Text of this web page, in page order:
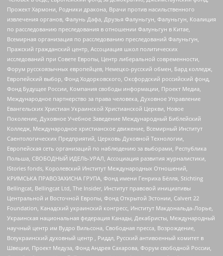
Прожект Хармони, Родники дракона, Врачи против насильственного
извлечения органов, Фалунь Дафа, Друзья Фалуньгун, Фалуньгун, Коалиция
по расследованию преследования в отношении Фалуньгун в Китае,
Всемирная организация по расследованию преследований Фалуньгун,
Пражский гражданский центр, Ассоциация школ политических
исследований при Совете Европы, Центр либеральной современности,
Форум русскоязычных европейцев, Немецко-русский обмен, Бард колледж,
Европейский выбор, Фонд Ходорковского, Оксфордский российский фонд,
Фонд Будущее России, Компания свободы информации, Проект Медиа,
Международное партнерство за права человека, Духовное Управление
Евангельских Христиан Украинской Христианской Церкви, Новое
Поколение, Духовное Учебное Заведение Международный Библейский
Колледж, Международное христианское движение, Всемирный Институт
Саентологических Предприятий, Церковь Духовной Технологии,
Европейская сеть организаций по наблюдению за выборами, Республика
Польша, СВОБОДНЫЙ ИДЕЛЬ-УРАЛ, Ассоциация развития журналистики,
IStories fonds, Королевский Институт Международных Отношений,
КРИМСЬКА ПРАВОЗАХИСНА ГРУПА, Фонд имени Генриха Бёлля, Stichting
Bellingcat, Bellingcat Ltd, The Insider, Институт правовой инициативы
Центральной и Восточной Европы, Фонд Открытой Эстонии, Calvert 22
Foundation, Канадский украинский конгресс, Институт Макдональда-Лорье,
Украинская национальная федерация Канады, Декабристы, Международный
научный центр им Вудро Вильсона, Свободная пресса, Возрождение,
Всеукраинский духовный центр , Риддл, Русский антивоенный комитет в
Швеции, Проект Медуза, Фонд Андрея Сахарова, Форум свободной России,